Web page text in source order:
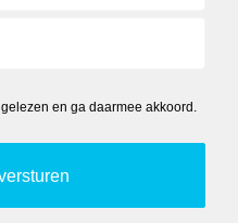
gelezen en ga daarmee akkoord.